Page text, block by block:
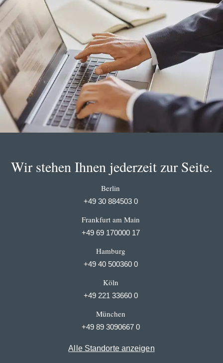
Wir stehen Ihnen jederzeit zur Seite.
Berlin
+49 30 884503 0
Frankfurt am Main
+49 69 170000 17
Hamburg
+49 40 500360 0
Köln
+49 221 33660 0
München
+49 89 3090667 0
Alle Standorte anzeigen